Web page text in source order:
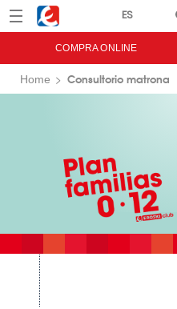
Menú Eroski
COMPRA ONLINE
Home Consultorio matrona